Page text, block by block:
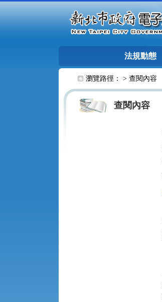
法規動態
瀏覽路徑： > 查閱內容
查閱內容